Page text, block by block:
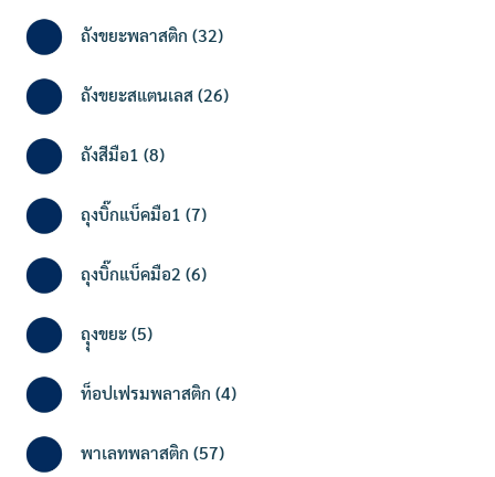
ถังขยะพลาสติก 32
products
ถังขยะสแตนเลส 26
products
ถังสีมือ1 8
products
ถุงบิ๊กแบ็คมือ1 7
products
ถุงบิ๊กแบ็คมือ2 6
products
ถุุงขยะ 5
products
ท็อปเฟรมพลาสติก 4
products
พาเลทพลาสติก 57
products